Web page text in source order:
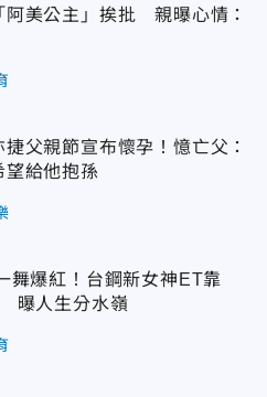
阿美公主」挨批 親曝心情：
父親節宣布懷孕！憶亡父：
望給他抱孫
舞爆紅！台鋼新女神ET靠
曝人生分水嶺